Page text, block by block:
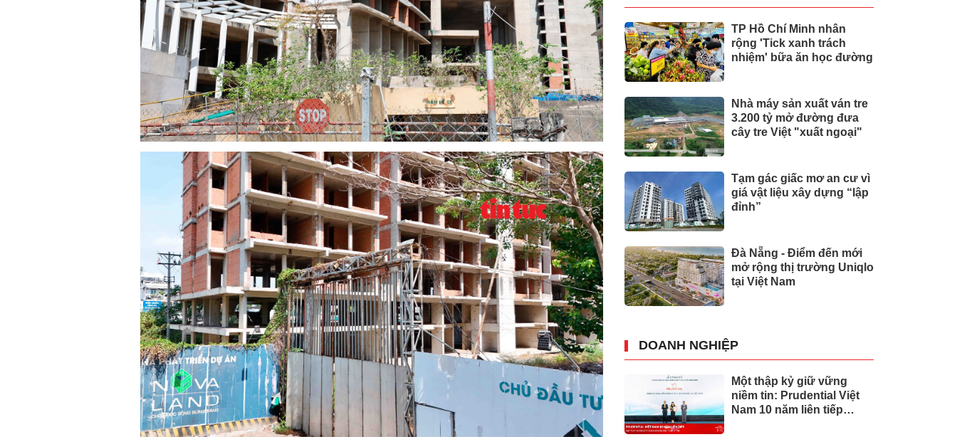
TP Hồ Chí Minh nhân
rộng 'Tick xanh trách
nhiệm' bữa ăn học đường
Nhà máy sản xuất ván tre
3.200 tỷ mở đường đưa
cây tre Việt "xuất ngoại"
Tạm gác giấc mơ an cư vì
giá vật liệu xây dựng “lập
đỉnh”
Đà Nẵng - Điểm đến mới
mở rộng thị trường Uniqlo
tại Việt Nam
DOANH NGHIỆP
Một thập kỷ giữ vững
niềm tin: Prudential Việt
Nam 10 năm liên tiếp